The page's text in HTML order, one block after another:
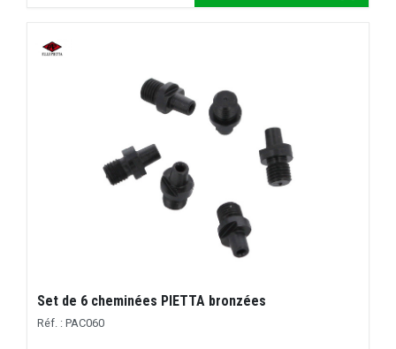
Set de 6 cheminées PIETTA bronzées
Réf. : PAC060